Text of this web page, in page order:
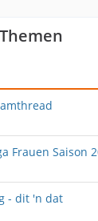
Frauen Saison
- dit 'n dat